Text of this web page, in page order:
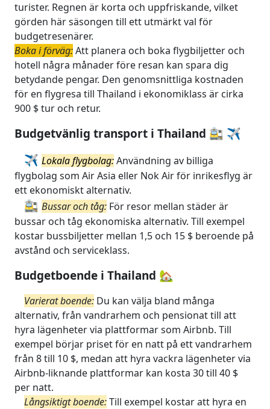
turister. Regnen är korta och uppfriskande, vilket
görden här säsongen till ett utmärkt val för
budgetresenärer.
Boka i förväg:Att planera och boka flygbiljetter och
hotell några månader före resan kan spara dig
betydande pengar. Den genomsnittliga kostnaden
för en flygresa till Thailand i ekonomiklass är cirka
900 $ tur och retur.
Budgetvänlig transport i Thailand 🚉 ✈️
✈️ Lokala flygbolag:Användning av billiga
flygbolag som Air Asia eller Nok Air för inrikesflyg är
ett ekonomiskt alternativ.
🚉 Bussar och tåg: För resor mellan städer är
bussar och tåg ekonomiska alternativ. Till exempel
kostar bussbiljetter mellan 1,5 och 15 $ beroende på
avstånd och serviceklass.
Budgetboende i Thailand 🏡
Varierat boende: Du kan välja bland många
alternativ, från vandrarhem och pensionat till att
hyra lägenheter via plattformar som Airbnb. Till
exempel börjar priset för en natt på ett vandrarhem
från 8 till 10 $, medan att hyra vackra lägenheter via
Airbnb-liknande plattformar kan kosta 30 till 40 $
per natt.
Långsiktigt boende:Till exempel kostar att hyra en